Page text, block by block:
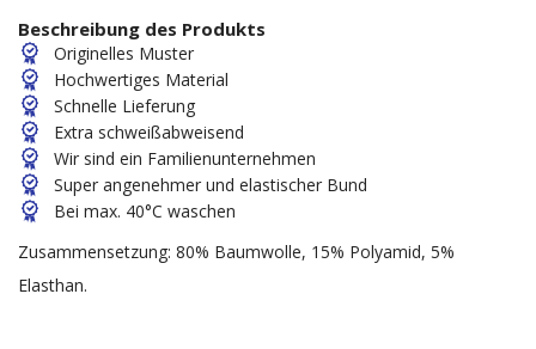
Beschreibung des Produkts
Originelles Muster
Hochwertiges Material
Schnelle Lieferung
Extra schweißabweisend
Wir sind ein Familienunternehmen
Super angenehmer und elastischer Bund
Bei max. 40°C waschen
Zusammensetzung: 80% Baumwolle, 15% Polyamid, 5%
Elasthan.